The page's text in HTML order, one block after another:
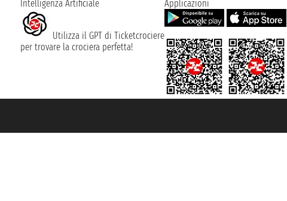
Intelligenza Artificiale
Utilizza il GPT di Ticketcrociere
per trovare la crociera perfetta!
Applicazioni